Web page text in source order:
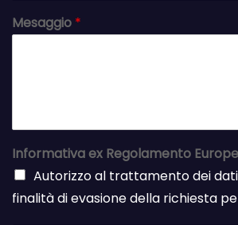
Mesaggio *
Informativa ex Regolamento
Autorizzo al trattamento dei
finalità di evasione della richiesta